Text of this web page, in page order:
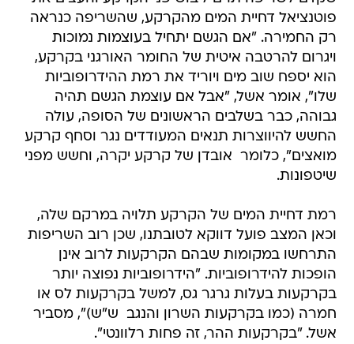
פוטנציאל דחיית המים מהקרקע, שהשריפה כנראה
רק החמירה. "אם הגשם יתחיל בעוצמות נמוכות
ויגרום להרטבה איטית של החומר האורגני בקרקע,
הוא יספח שוב מים ויוריד את רמת ההידרופוביות
שלו", אומר אשל, "אבל אם עוצמת הגשם תהיה
גבוהה, כבר בשלבים הראשונים של הסופה, עולה
החשש להיווצרות תנאים המעודדים נגר וסחף קרקע
מואצים", כלומר  אובדן של קרקע יקרה, וחשש מפני
שיטפונות.
רמת דחיית המים של הקרקע תלויה במרקם שלה,
וכאן המצב פועל דווקא לטובתנו, שכן רוב השריפות
התרחשו במקומות שבהם הקרקעות לרוב אינן
הופכות להידרופוביות. "הידרופוביות נפוצה יותר
בקרקעות בעלות גרגר גס, למשל בקרקעות לס או
חמרה (כמו בקרקעות השרון והנגב  ש"ש)", מסביר
אשל. "בקרקעות ההר, זה פחות רלוונטי".